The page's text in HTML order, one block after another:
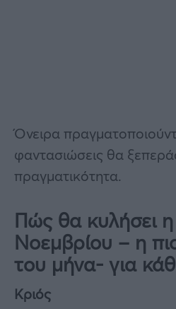
Όνειρα
φαντασιώσεις θα
πραγματικότητα.
Πώς θα κυλήσει
Νοεμβρίου – η
του μήνα- για
Κριός